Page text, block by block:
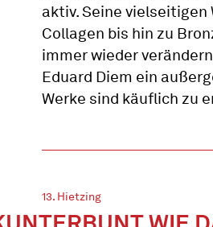
aktiv. Seine vielseitigen
Collagen bis hin zu
immer wieder
Eduard Diem ein
Werke sind käuflich zu
13. Hietzing